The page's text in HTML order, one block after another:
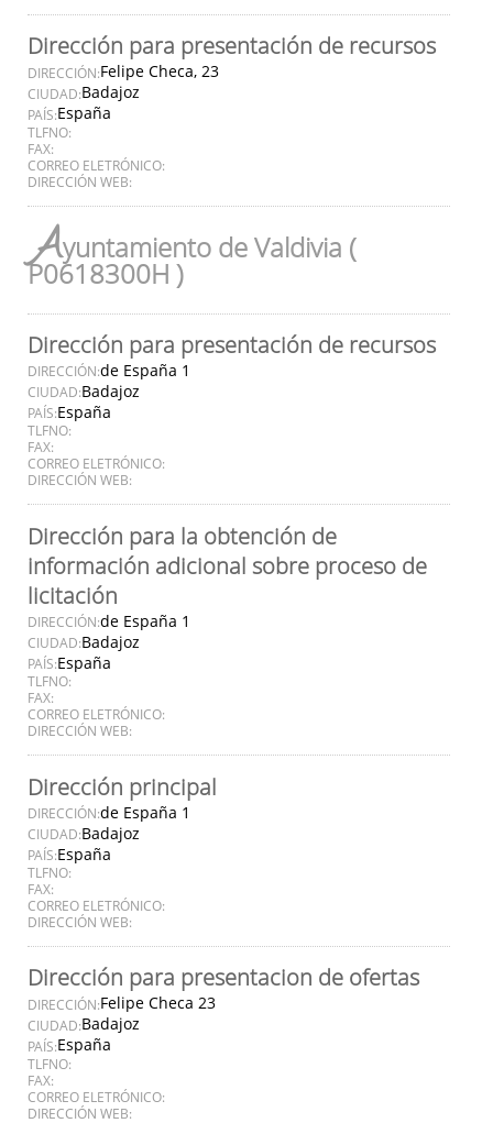
Dirección para presentación de recursos
DIRECCIÓN:Felipe Checa, 23
CIUDAD:Badajoz
PAÍS:España
TLFNO:
FAX:
CORREO ELETRÓNICO:
DIRECCIÓN WEB:
Ayuntamiento de Valdivia (
P0618300H )
Dirección para presentación de recursos
DIRECCIÓN:de España 1
CIUDAD:Badajoz
PAÍS:España
TLFNO:
FAX:
CORREO ELETRÓNICO:
DIRECCIÓN WEB:
Dirección para la obtención de
información adicional sobre proceso de
licitación
DIRECCIÓN:de España 1
CIUDAD:Badajoz
PAÍS:España
TLFNO:
FAX:
CORREO ELETRÓNICO:
DIRECCIÓN WEB:
Dirección principal
DIRECCIÓN:de España 1
CIUDAD:Badajoz
PAÍS:España
TLFNO:
FAX:
CORREO ELETRÓNICO:
DIRECCIÓN WEB:
Dirección para presentacion de ofertas
DIRECCIÓN:Felipe Checa 23
CIUDAD:Badajoz
PAÍS:España
TLFNO:
FAX:
CORREO ELETRÓNICO:
DIRECCIÓN WEB: